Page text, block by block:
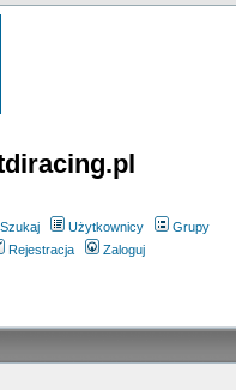
Szukaj Użytkownicy
Grupy
Rejestracja
Zaloguj